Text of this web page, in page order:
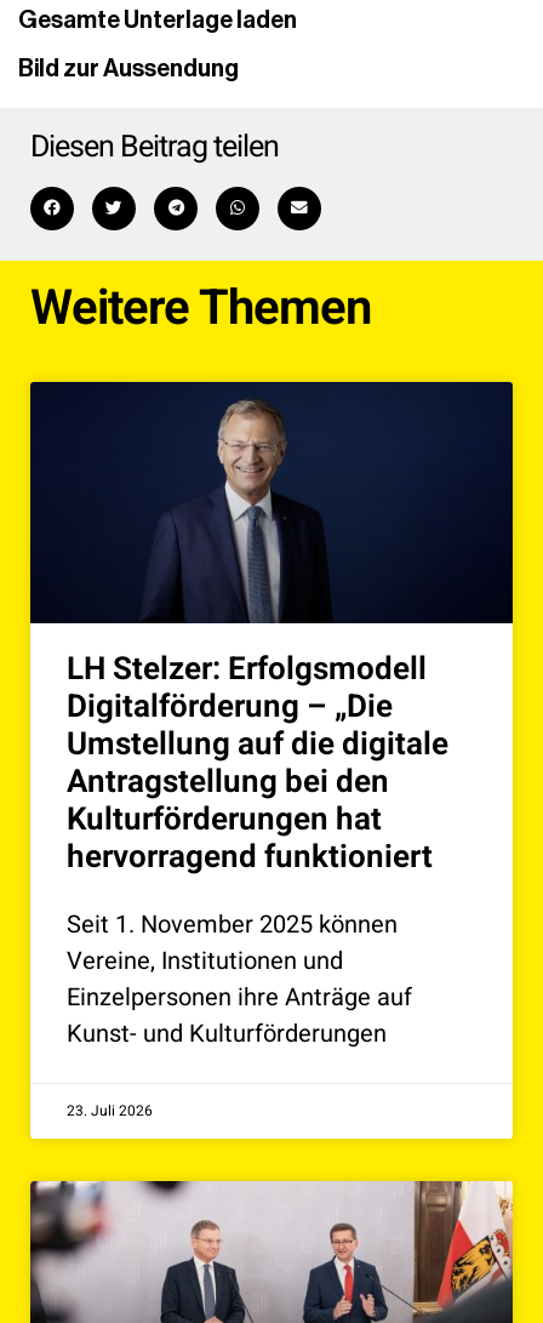
Gesamte Unterlage laden
Bild zur Aussendung
Diesen Beitrag teilen
Weitere Themen
LH Stelzer: Erfolgsmodell
Digitalförderung – „Die
Umstellung auf die digitale
Antragstellung bei den
Kulturförderungen hat
hervorragend funktioniert
Seit 1. November 2025 können
Vereine, Institutionen und
Einzelpersonen ihre Anträge auf
Kunst- und Kulturförderungen
23. Juli 2026